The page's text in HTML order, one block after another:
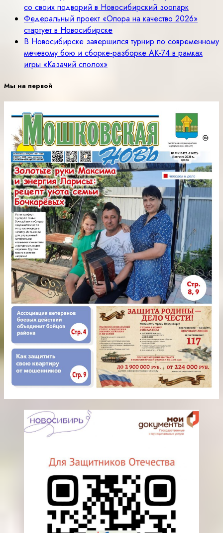
со своих подворий в Новосибирский зоопарк
Федеральный проект «Опора на качество 2026»
стартует в Новосибирске
В Новосибирске завершился турнир по современному
мечевому бою и сборке-разборке АК-74 в рамках
игры «Казачий сполох»
Мы на первой